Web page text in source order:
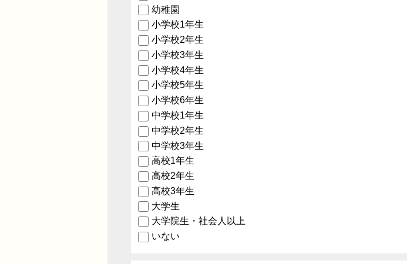
幼稚園
小学校1年生
小学校2年生
小学校3年生
小学校4年生
小学校5年生
小学校6年生
中学校1年生
中学校2年生
中学校3年生
高校1年生
高校2年生
高校3年生
大学生
大学院生・社会人以上
いない